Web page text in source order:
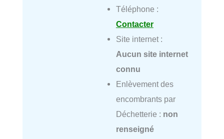
Téléphone :
Contacter
Site internet :
Aucun site internet
connu
Enlèvement des
encombrants par
Déchetterie : non
renseigné